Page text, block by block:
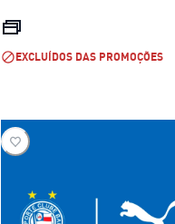
EXCLUÍDOS DAS PROMOÇÕES